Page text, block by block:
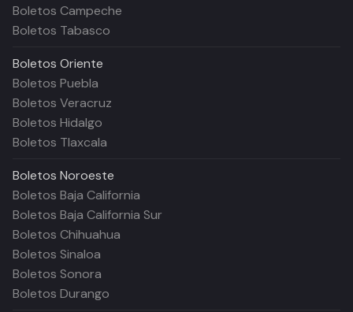
Boletos Campeche
Boletos Tabasco
Boletos Oriente
Boletos Puebla
Boletos Veracruz
Boletos Hidalgo
Boletos Tlaxcala
Boletos Noroeste
Boletos Baja California
Boletos Baja California Sur
Boletos Chihuahua
Boletos Sinaloa
Boletos Sonora
Boletos Durango